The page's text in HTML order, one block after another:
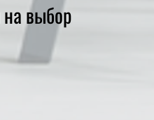
на выбор